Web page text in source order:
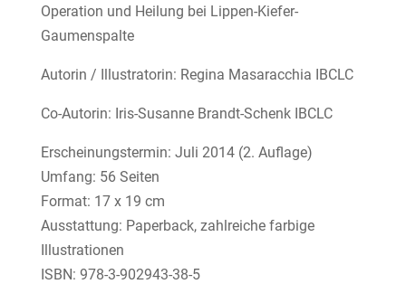
Operation und Heilung bei Lippen-Kiefer-
Gaumenspalte
Autorin / Illustratorin: Regina Masaracchia IBCLC
Co-Autorin: Iris-Susanne Brandt-Schenk IBCLC
Erscheinungstermin: Juli 2014 (2. Auflage)
Umfang: 56 Seiten
Format: 17 x 19 cm
Ausstattung: Paperback, zahlreiche farbige
Illustrationen
ISBN: 978-3-902943-38-5